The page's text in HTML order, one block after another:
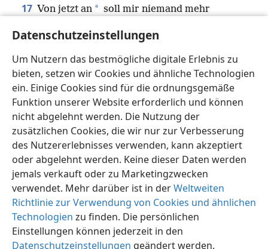
Datenschutzeinstellungen
Um Nutzern das bestmögliche digitale Erlebnis zu
bieten, setzen wir Cookies und ähnliche Technologien
ein. Einige Cookies sind für die ordnungsgemäße
Funktion unserer Website erforderlich und können
nicht abgelehnt werden. Die Nutzung der
zusätzlichen Cookies, die wir nur zur Verbesserung
des Nutzererlebnisses verwenden, kann akzeptiert
oder abgelehnt werden. Keine dieser Daten werden
jemals verkauft oder zu Marketingzwecken
verwendet. Mehr darüber ist in derWeltweiten
Richtlinie zur Verwendung von Cookies und ähnlichen
Technologien zu finden. Die persönlichen
Einstellungen können jederzeit in den
Datenschutzeinstellungen geändert werden.
17 Von jetzt an * soll mir niemand mehr
Körper die Brandmale eines Sklaven von Jesus.
18 Die unverdiente Güte unseres Herrn Jesus
Christus sei mit dem Geist, den ihr zeigt, Brüder.
Amen.
Deutsch Teilen Einstellungen
Copyright© 2026 Watch Tower Bible and Tract Society of Pennsylvania
Nutzungsbedingungen
Datenschutzerklärung
Datenschutzeinstellungen
JW.ORG Anmelden